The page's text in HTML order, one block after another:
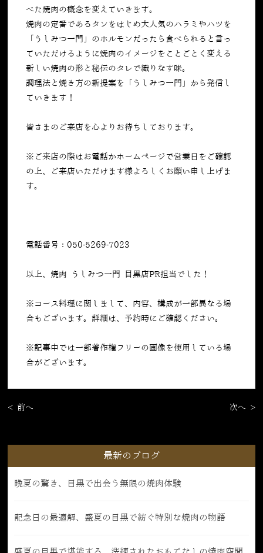
べた焼肉の概念を変えていきます。
焼肉の定番であるタンをはじめ大人気のハラミやハツを
「うしみつ一門」のホルモンだったら食べられると言っ
ていただけるように焼肉のイメージをことごとく変える
新しい焼肉の形と秘伝のタレで織りなす味。
調理法と焼き方の新提案を「うしみつ一門」から発信し
ていきます！
皆さまのご来店を心よりお待ちしております。
※ご来店の際はお電話かホームページで営業日をご確認
の上、ご来店いただけます様よろしくお願い申し上げま
す。
電話番号：050-5269-7023
以上、焼肉 うしみつ一門 目黒店PR担当でした！
※コース料理に関しまして、内容、構成が一部異なる場
合もございます。詳細は、予約時にご確認ください。
※記事中では一部著作権フリーの画像を使用している場
合がございます。
< 前へ 次へ >
最新のブログ
晩夏の驚き、目黒で出会う無限の焼肉体験
記念日の最適解、盛夏の目黒で紡ぐ特別な焼肉の物語